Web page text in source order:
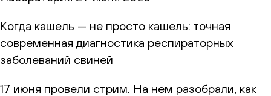
Когда кашель — не просто кашель: точная
современная диагностика респираторных
заболеваний свиней
17 июня провели стрим. На нем разобрали, как